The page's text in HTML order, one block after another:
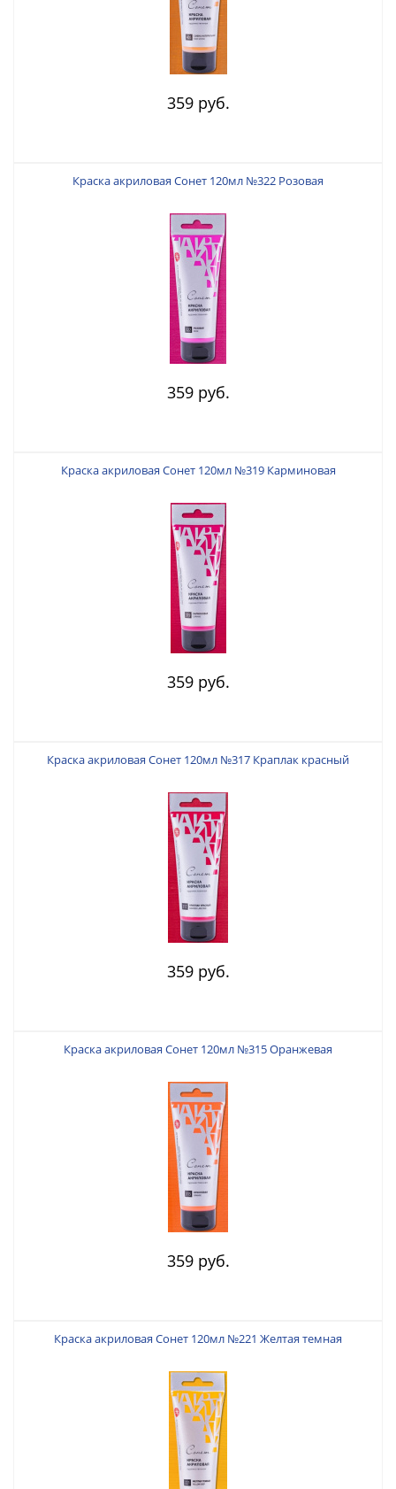
359 руб.
Краска акриловая Сонет 120мл №322 Розовая
359 руб.
Краска акриловая Сонет 120мл №319 Карминовая
359 руб.
Краска акриловая Сонет 120мл №317 Краплак красный
359 руб.
Краска акриловая Сонет 120мл №315 Оранжевая
359 руб.
Краска акриловая Сонет 120мл №221 Желтая темная